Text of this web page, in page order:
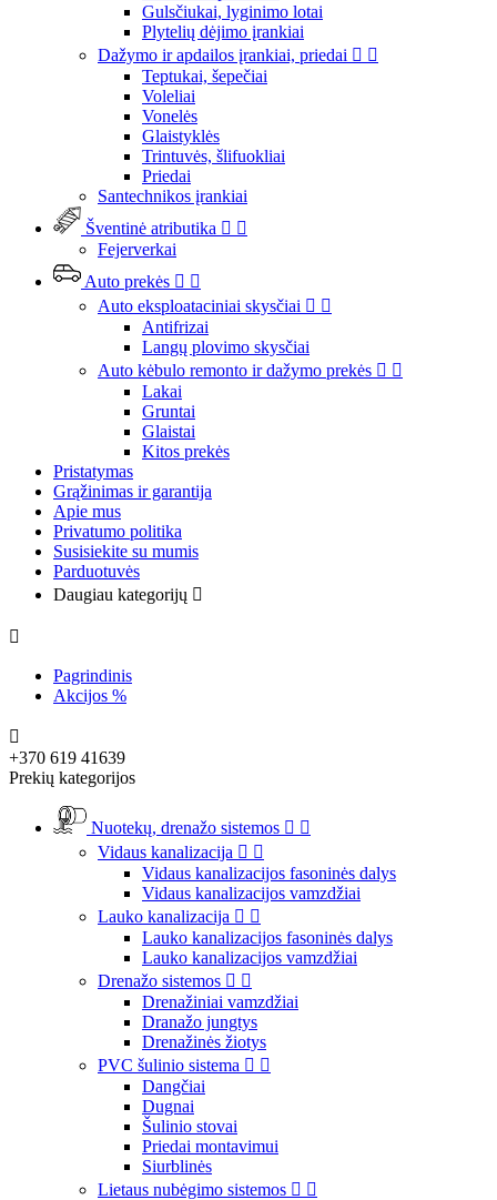
Gulsčiukai, lyginimo lotai
Plytelių dėjimo įrankiai
Dažymo ir apdailos įrankiai, priedai  
Teptukai, šepečiai
Voleliai
Vonelės
Glaistyklės
Trintuvės, šlifuokliai
Priedai
Santechnikos įrankiai
Šventinė atributika  
Fejerverkai
Auto prekės  
Auto eksploataciniai skysčiai  
Antifrizai
Langų plovimo skysčiai
Auto kėbulo remonto ir dažymo prekės  
Lakai
Gruntai
Glaistai
Kitos prekės
Pristatymas
Grąžinimas ir garantija
Apie mus
Privatumo politika
Susisiekite su mumis
Parduotuvės
Daugiau kategorijų 

Pagrindinis
Akcijos %

+370 619 41639
Prekių kategorijos
Nuotekų, drenažo sistemos  
Vidaus kanalizacija  
Vidaus kanalizacijos fasoninės dalys
Vidaus kanalizacijos vamzdžiai
Lauko kanalizacija  
Lauko kanalizacijos fasoninės dalys
Lauko kanalizacijos vamzdžiai
Drenažo sistemos  
Drenažiniai vamzdžiai
Dranažo jungtys
Drenažinės žiotys
PVC šulinio sistema  
Dangčiai
Dugnai
Šulinio stovai
Priedai montavimui
Siurblinės
Lietaus nubėgimo sistemos  